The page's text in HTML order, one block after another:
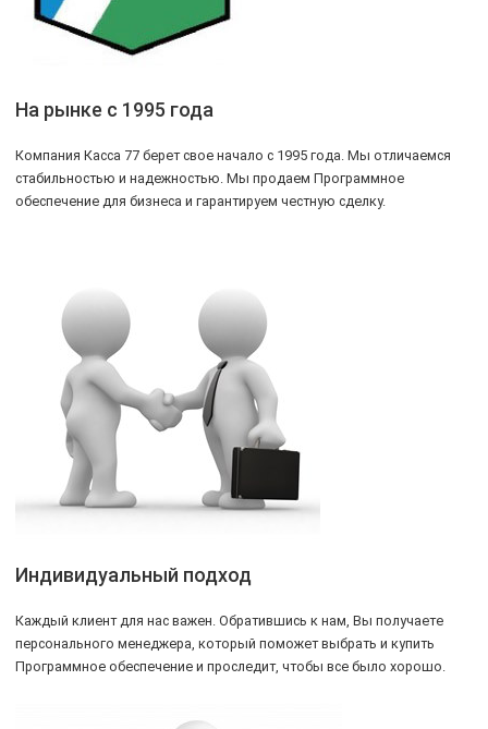
На рынке с 1995 года
Компания Касса 77 берет свое начало с 1995 года. Мы отличаемся
стабильностью и надежностью. Мы продаем Программное
обеспечение для бизнеса и гарантируем честную сделку.
Индивидуальный подход
Каждый клиент для нас важен. Обратившись к нам, Вы получаете
персонального менеджера, который поможет выбрать и купить
Программное обеспечение и проследит, чтобы все было хорошо.